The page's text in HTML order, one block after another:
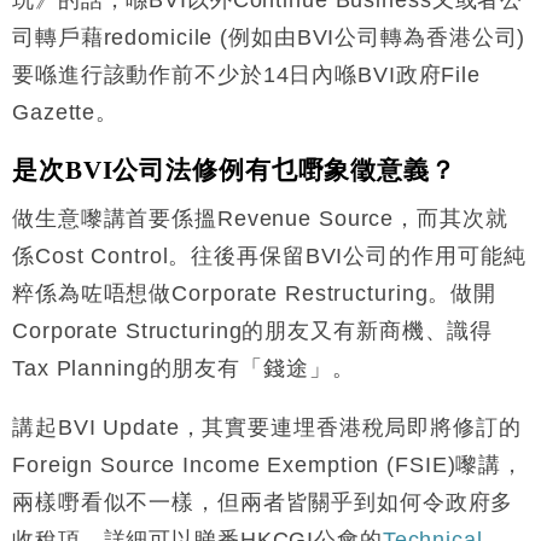
司轉戶藉redomicile (例如由BVI公司轉為香港公司)
要喺進行該動作前不少於14日內喺BVI政府File
Gazette。
是次BVI公司法修例有乜嘢象徵意義？
做生意嚟講首要係搵Revenue Source，而其次就
係Cost Control。往後再保留BVI公司的作用可能純
粹係為咗唔想做Corporate Restructuring。做開
Corporate Structuring的朋友又有新商機、識得
Tax Planning的朋友有「錢途」。
講起BVI Update，其實要連埋香港稅局即將修訂的
Foreign Source Income Exemption (FSIE)嚟講，
兩樣嘢看似不一樣，但兩者皆關乎到如何令政府多